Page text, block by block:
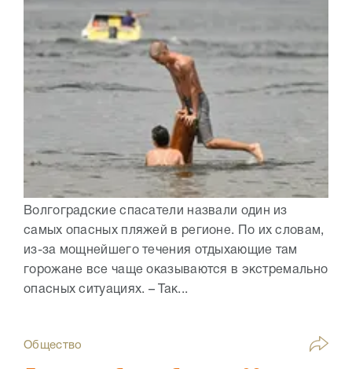
Волгоградские спасатели назвали один из
самых опасных пляжей в регионе. По их словам,
из-за мощнейшего течения отдыхающие там
горожане все чаще оказываются в экстремально
опасных ситуациях. – Так...
Общество